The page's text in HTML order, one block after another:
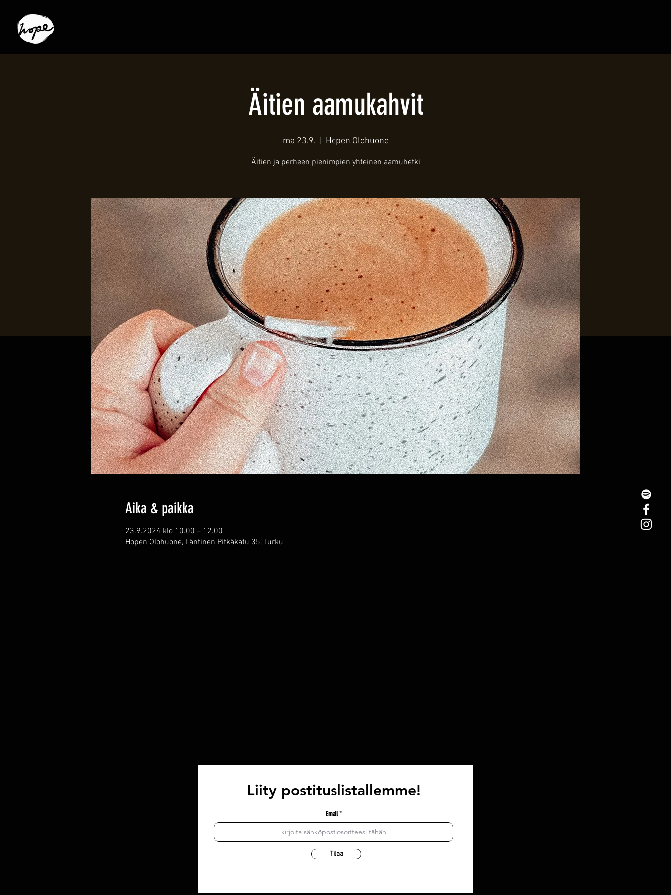
Äitien aamukahvit
ma 23.9. Hopen Olohuone
Äitien ja perheen pienimpien yhteinen aamuhetki
Aika & paikka
23.9.2024 klo 10.00 – 12.00
Hopen Olohuone, Läntinen Pitkäkatu 35, Turku
Liity postituslistallemme!
Email
Tilaa